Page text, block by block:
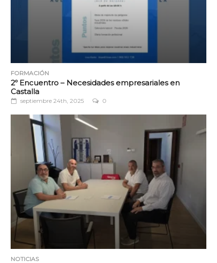
FORMACIÓN
2º Encuentro – Necesidades empresariales en
Castalla
septiembre 24th, 2025 0
NOTICIAS